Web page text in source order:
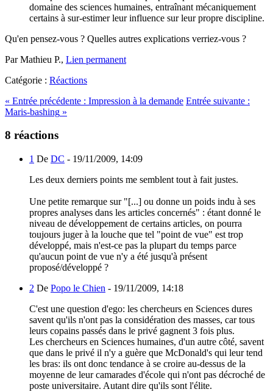
domaine des sciences humaines, entraînant mécaniquement
certains à sur-estimer leur influence sur leur propre discipline.
Qu'en pensez-vous ? Quelles autres explications verriez-vous ?
Par Mathieu P., Lien permanent
Catégorie : Réactions
« Entrée précédente : Impression à la demande Entrée suivante :
Maris-bashing »
8 réactions
1 De DC - 19/11/2009, 14:09
Les deux derniers points me semblent tout à fait justes.
Une petite remarque sur "[...] ou donne un poids indu à ses
propres analyses dans les articles concernés" : étant donné le
niveau de développement de certains articles, on pourra
toujours juger à la louche que tel "point de vue" est trop
développé, mais n'est-ce pas la plupart du temps parce
qu'aucun point de vue n'y a été jusqu'à présent
proposé/développé ?
2 De Popo le Chien - 19/11/2009, 14:18
C'est une question d'ego: les chercheurs en Sciences dures
savent qu'ils n'ont pas la considération des masses, car tous
leurs copains passés dans le privé gagnent 3 fois plus.
Les chercheurs en Sciences humaines, d'un autre côté, savent
que dans le privé il n'y a guère que McDonald's qui leur tend
les bras: ils ont donc tendance à se croire au-dessus de la
moyenne de leur camarades d'école qui n'ont pas décroché de
poste universitaire. Autant dire qu'ils sont l'élite.